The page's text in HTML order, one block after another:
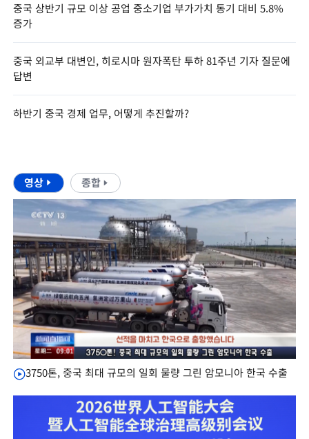
중국 상반기 규모 이상 공업 중소기업 부가가치 동기 대비 5.8%
증가
중국 외교부 대변인, 히로시마 원자폭탄 투하 81주년 기자 질문에
답변
하반기 중국 경제 업무, 어떻게 추진할까?
영상 종합
3750톤, 중국 최대 규모의 일회 물량 그린 암모니아 한국 수출